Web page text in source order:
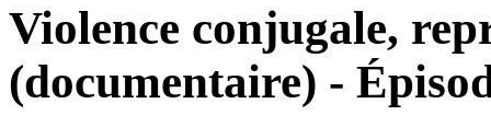
Violence conjugale,
(documentaire) -